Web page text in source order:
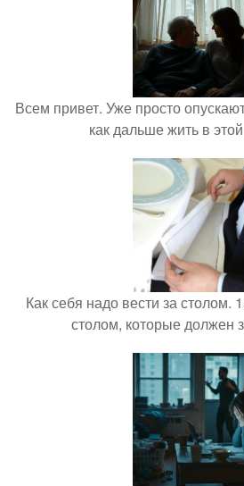
Всем привет. Уже просто
как дальше жить в
Как себя надо вести за столом.
столом, которые должен